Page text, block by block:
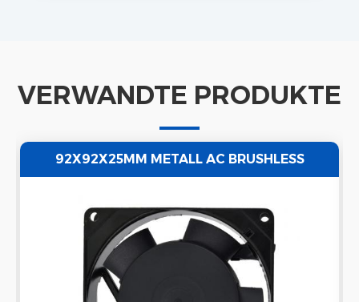
VERWANDTE PRODUKTE
92X92X25MM METALL AC BRUSHLESS